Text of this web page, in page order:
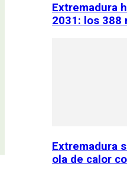
Extremadura
2031: los 388
Extremadura
ola de calor